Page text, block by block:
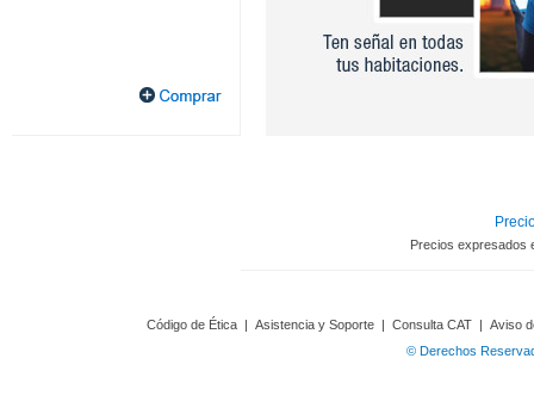
Precios expresados
Código de Ética | Asistencia y Soporte | Consulta CAT | Aviso
© Derechos